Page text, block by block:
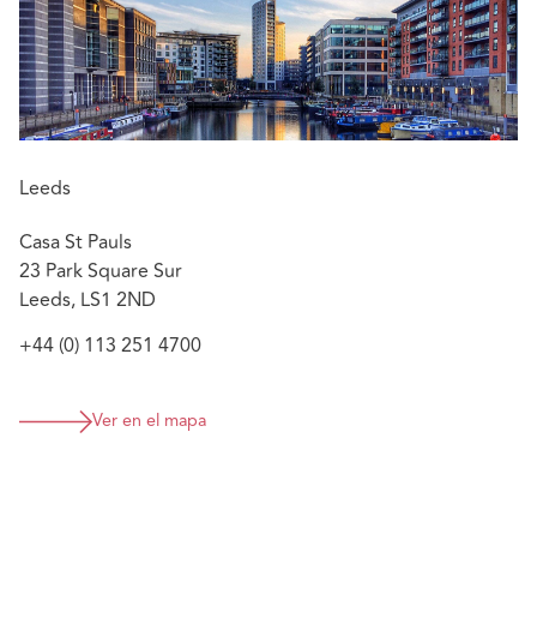
Leeds
Casa St Pauls
23 Park Square Sur
Leeds, LS1 2ND
+44 (0) 113 251 4700
Ver en el mapa